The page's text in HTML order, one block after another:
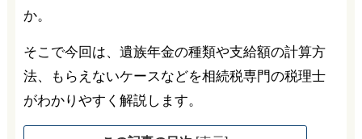
か。
そこで今回は、遺族年金の種類や支給額の計算方
法、もらえないケースなどを相続税専門の税理士
がわかりやすく解説します。